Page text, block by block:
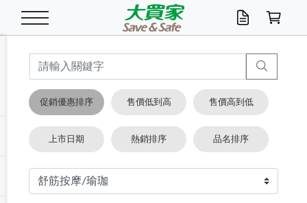
米/五穀/濃湯 米/糙米
五穀/南北貨
湯類/湯塊
油/調味料
食用油
醬油.油膏.蠔油
泡麵 / 麵條
包麵
碗麵/義大利麵
麵條/快煮麵/米粉
魚罐
醬菜/玉米罐
休閒零嘴 初一十五拜拜懶
零嘴
堅果/海苔
美味餅乾
餅乾
糕餅/點心
糖果/巧克力
糖果/蜜餞/果凍
巧克力
茶飲料
果汁咖啡
碳酸/礦泉水
養生保健/常備品 雞精/飲品
機能保健
奶粉/穀麥片
奶粉
麥片/玉米片
沖調穀粉/隨手包
特色茶品
綠茶
紅茶
奶茶/花草茶
即溶咖啡
咖啡豆/粉/濾掛
可可/糖/奶精
沐浴乳香皂 沐浴乳
香皂/洗手乳
美髮造型
洗髮/護髮
造型髮品
口腔清潔
牙 刷
牙膏/漱口水
潔顏產品
卸妝/粉刺調理
臉部保養
面/眼膜
鍋具/飲水/廚房 鍋具/餐具
保鮮/微波
掃除用具/照明/五金
掃除/清潔用具
洗衣/曬衣用具
電池/延長線
傢飾/收納/衛浴
寢具/家具
收納用品
衛浴/毛巾
寵物食品
寵物清潔/百貨
衛生紙/濕巾 抽取衛生紙/濕巾
廚房紙巾/平版/
箱購免運區
衣物清潔
洗衣精
洗衣粉/皂
漂白水/柔軟精
居家清潔
廚房/餐具清潔
浴廁/水管清潔
居家清潔/除濕芳
衛生棉
箱購免運區
嬰兒尿布
成人紙尿褲
廚房家電 料理鍋具
烤箱/微波/電磁爐
快煮壺/烘碗機
季節家電
除濕/清淨機
風扇/防蚊家電
生活家電
除塵家電
美容家電
電腦周邊
數位週邊
手機/平板周邊
文具/辦公用品 文具用品
辦公文具/收納
玩具/擺設小物
汽機車百貨
機車/腳踏車百貨
汽車百貨
休閒/運動
戶外/休閒用品
健身/按摩/瑜珈
測量/護具/其他
服飾內著
配件
男/女/機能包
冷凍免運 生鮮食品
調理食品
箱購免運
食品免運
清潔用品免運
居家/汽百用品
主題專區
季節活動
店長推薦
這夏不怕熱
促銷優惠排序 售價低到高 售價高到低
上市日期 熱銷排序 品名排序